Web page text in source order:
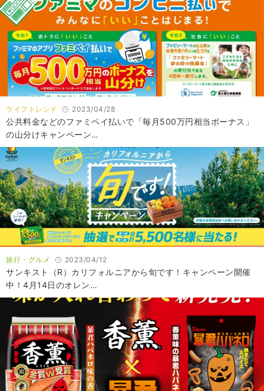
ライフトレンド 2023/04/28
公共料金などのファミペイ払いで「毎月500万円相当ボーナス」
の山分けキャンペーン…
旅行・グルメ 2023/04/12
サンキスト（R）カリフォルニアから旬です！キャンペーン開催
中！4月14日のオレン…